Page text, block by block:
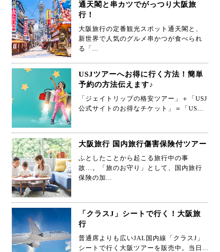
通天閣と串カツでがっつり大阪旅
行！
大阪旅行の定番観光スポット通天閣と、
新世界で人気のグルメ串かつが食べられ
る「...
USJツアーへお得に行く方法！簡単
予約の方法伝えます♪
「ジェイトリップの格安ツアー」＋「USJ
公式サイトのお得なチケット」＝「US...
大阪旅行 国内旅行傷害保険付ツアー
ふとしたことから起こる旅行中の事
故…。「旅のお守り」として、国内旅行
保険の加...
「クラスJ」シートで行く！大阪旅
行
普通席よりも広いJAL国内線「クラスJ」
シートで行く大阪ツアーを販売中。当日...